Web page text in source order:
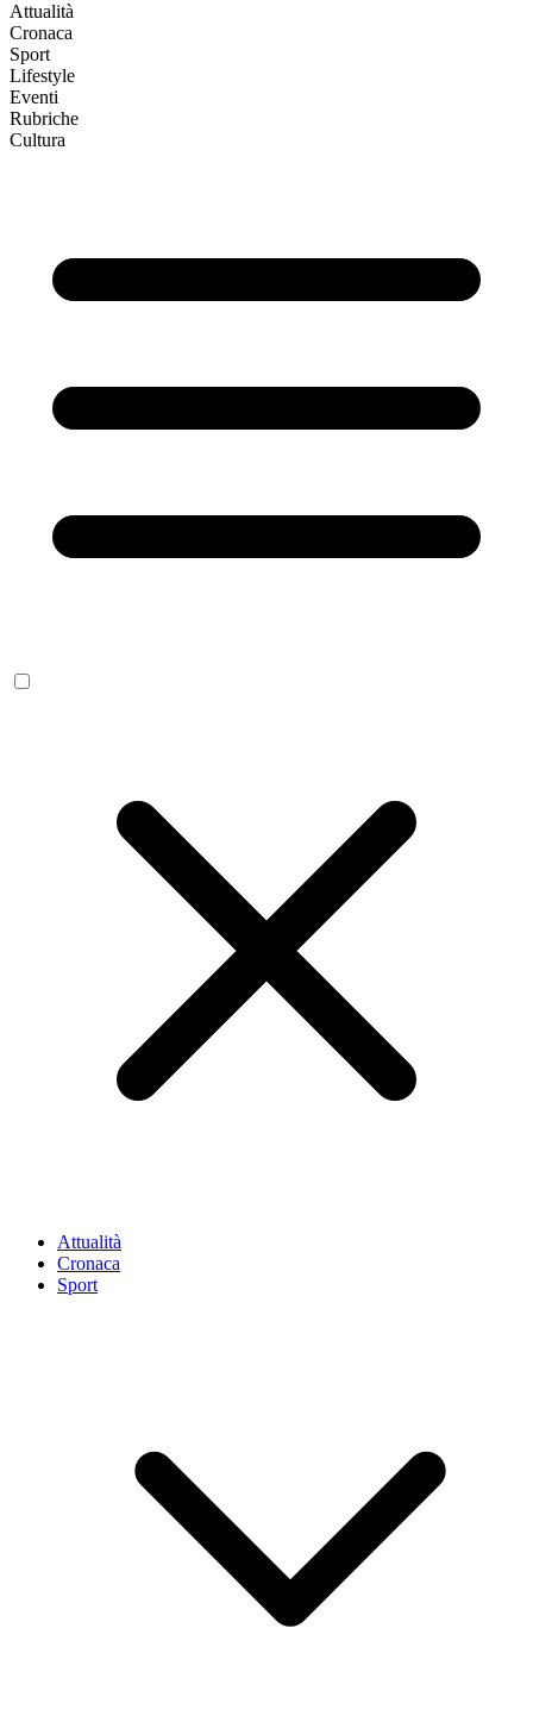
Attualità
Cronaca
Sport
Lifestyle
Eventi
Rubriche
Cultura
Attualità
Cronaca
Sport